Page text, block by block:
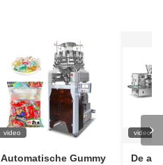
video
Automatische Gummy
video
De